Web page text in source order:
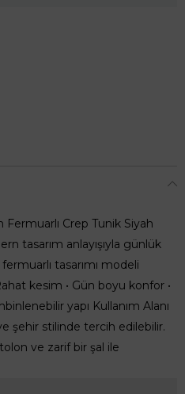
Fermuarlı Crep Tunik Siyah
tasarım anlayışıyla günlük
tasarımı modeli
kesim • Gün boyu konfor •
yapı Kullanım Alanı
şehir stilinde tercih edilebilir.
ve zarif bir şal ile